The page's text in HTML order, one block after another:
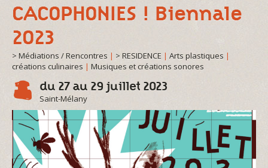
CACOPHONIES ! Biennale
2023
> Médiations / Rencontres | > RESIDENCE | Arts plastiques |
créations culinaires | Musiques et créations sonores
du 27 au 29 juillet 2023
Saint-Mélany